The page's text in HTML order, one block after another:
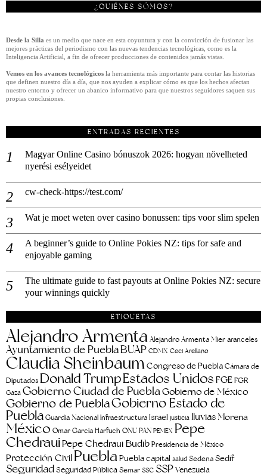
¿QUIÉNES SÓMOS?
Desde la Silla es un medio que nace en esta coyuntura y con la convicción de fusionar las
mejores prácticas del periodismo con las nuevas tendencias tecnológicas, como es la
Inteligencia Artificial, a fin de ofrecer producciones de contenidos jamás vistas.
Vemos en los avances tecnológicos la herramienta más importante para contar las historias
que definen nuestro día a día, que nos ayuden a explicar cómo es que los hechos afectan
nuestro entorno y ofrecer un abanico informativo para que nuestros seguidores saquen sus
propias conclusiones.
ENTRADAS RECIENTES
Magyar Online Casino bónuszok 2026: hogyan növelheted
nyerési esélyeidet
cw-check-https://test.com/
Wat je moet weten over casino bonussen: tips voor slim spelen
A beginner’s guide to Online Pokies NZ: tips for safe and
enjoyable gaming
The ultimate guide to fast payouts at Online Pokies NZ: secure
your winnings quickly
ETIQUETAS
Alejandro Armenta Alejandro Armenta Mier aranceles
Ayuntamiento de PueblaBUAP CDMX Ceci Arellano
Claudia SheinbaumCongreso de Puebla Cámara de
Diputados Donald TrumpEstados Unidos FGEFGR
Gaza Gobierno Ciudad de Puebla Gobierno de México
Gobierno de PueblaGobierno Estado de
PueblaGuardia Nacional Infraestructura Israel justicia lluvias Morena
México Omar García Harfuch ONU PAN PEMEX Pepe
ChedrauiPepe Chedraui BudibPresidencia de México
Protección Civil PueblaPuebla capital salud Sedena Sedif
SeguridadSeguridad Pública Semar SSC SSPVenezuela